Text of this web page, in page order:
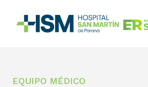
EQUIPO MÉDICO